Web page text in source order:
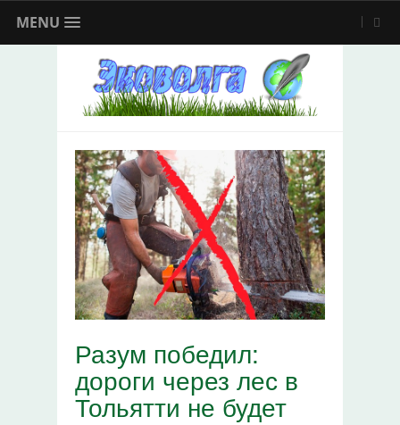
MENU
Разум победил:
дороги через лес в
Тольятти не будет